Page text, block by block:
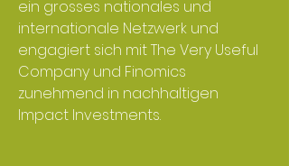
ein grosses nationales und
internationale Netzwerk und
engagiert sich mit The Very Useful
Company und Finomics
zunehmend in nachhaltigen
Impact Investments.